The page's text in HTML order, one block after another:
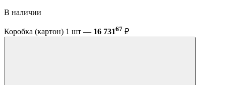
В наличии
Коробка (картон) 1 шт — 16 73167 ₽